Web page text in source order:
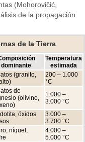
(Mohorovičić,
de la propagación
de la Tierra
dominante
Temperatura
estimada
(granito,
200 – 1.000
°C
de
(olivino,
1.000 –
3.000 °C
óxidos
3.000 –
3.700 °C
níquel,
4.000 –
5.000 °C